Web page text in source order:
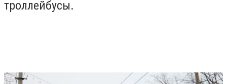
троллейбусы.